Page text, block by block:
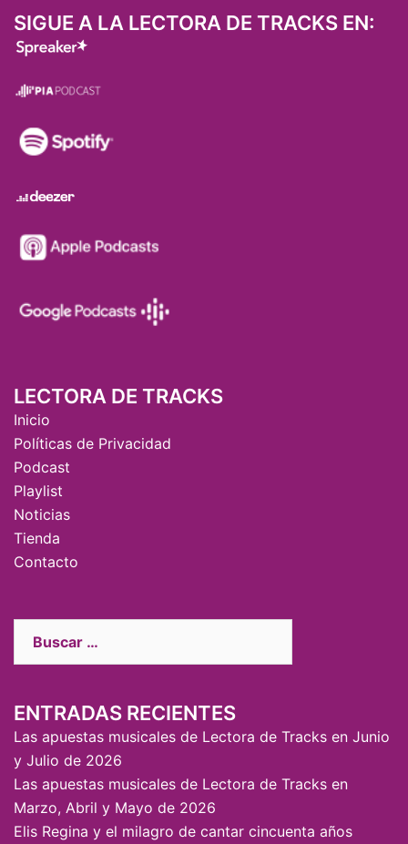
SIGUE A LA LECTORA DE TRACKS EN:
LECTORA DE TRACKS
Inicio
Políticas de Privacidad
Podcast
Playlist
Noticias
Tienda
Contacto
ENTRADAS RECIENTES
Las apuestas musicales de Lectora de Tracks en Junio
y Julio de 2026
Las apuestas musicales de Lectora de Tracks en
Marzo, Abril y Mayo de 2026
Elis Regina y el milagro de cantar cincuenta años